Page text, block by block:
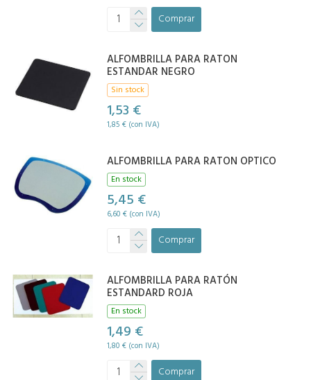
Comprar
ALFOMBRILLA PARA RATON
ESTANDAR NEGRO
Sin stock
1,53 €
1,85 € (con IVA)
ALFOMBRILLA PARA RATON OPTICO
En stock
5,45 €
6,60 € (con IVA)
Comprar
ALFOMBRILLA PARA RATÓN
ESTANDARD ROJA
En stock
1,49 €
1,80 € (con IVA)
Comprar